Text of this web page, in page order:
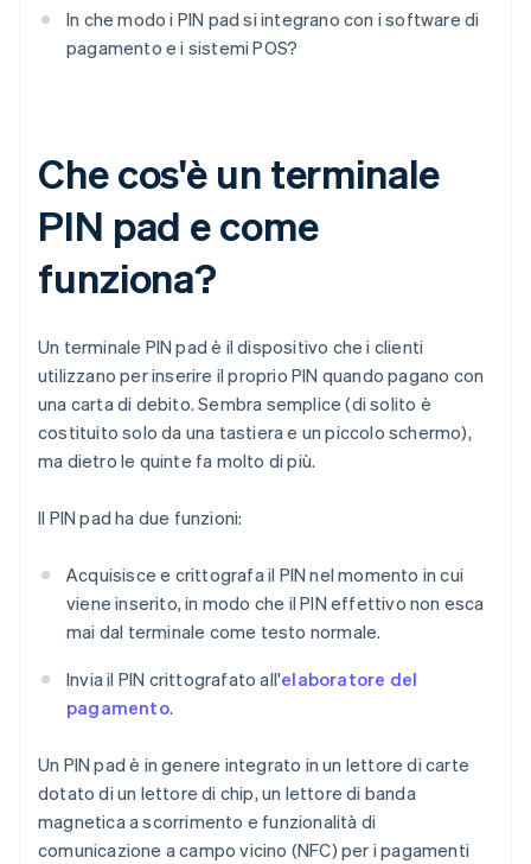
In che modo i PIN pad si integrano con i software di
pagamento e i sistemi POS?
Che cos'è un terminale
PIN pad e come
funziona?
Un terminale PIN pad è il dispositivo che i clienti
utilizzano per inserire il proprio PIN quando pagano con
una carta di debito. Sembra semplice (di solito è
costituito solo da una tastiera e un piccolo schermo),
ma dietro le quinte fa molto di più.
Il PIN pad ha due funzioni:
Acquisisce e crittografa il PIN nel momento in cui
viene inserito, in modo che il PIN effettivo non esca
mai dal terminale come testo normale.
Invia il PIN crittografato all'elaboratore del
pagamento.
Un PIN pad è in genere integrato in un lettore di carte
dotato di un lettore di chip, un lettore di banda
magnetica a scorrimento e funzionalità di
comunicazione a campo vicino (NFC) per i pagamenti